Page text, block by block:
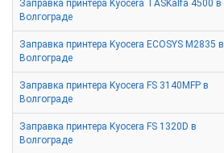
Заправка принтера Kyocera TASKalfa 4500 в
Волгограде
Заправка принтера Kyocera ECOSYS M2835 в
Волгограде
Заправка принтера Kyocera FS 3140MFP в
Волгограде
Заправка принтера Kyocera FS 1320D в
Волгограде